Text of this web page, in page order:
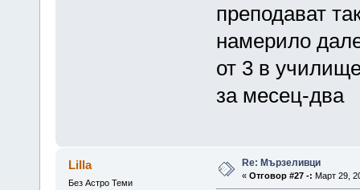
преподават
намерило
от 3 в
за месец-два
Lilla
Без Астро Теми
Re: Мързеливци
« Отговор #27 -: Март 29,